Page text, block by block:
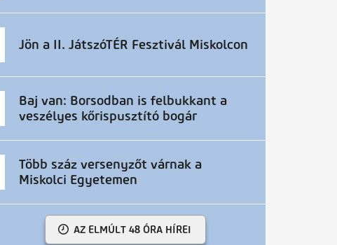
Jön a II. JátszóTÉR Fesztivál Miskolcon
Baj van: Borsodban is felbukkant a
veszélyes kőrispusztító bogár
Több száz versenyzőt várnak a
Miskolci Egyetemen
AZ ELMÚLT 48 ÓRA HÍREI